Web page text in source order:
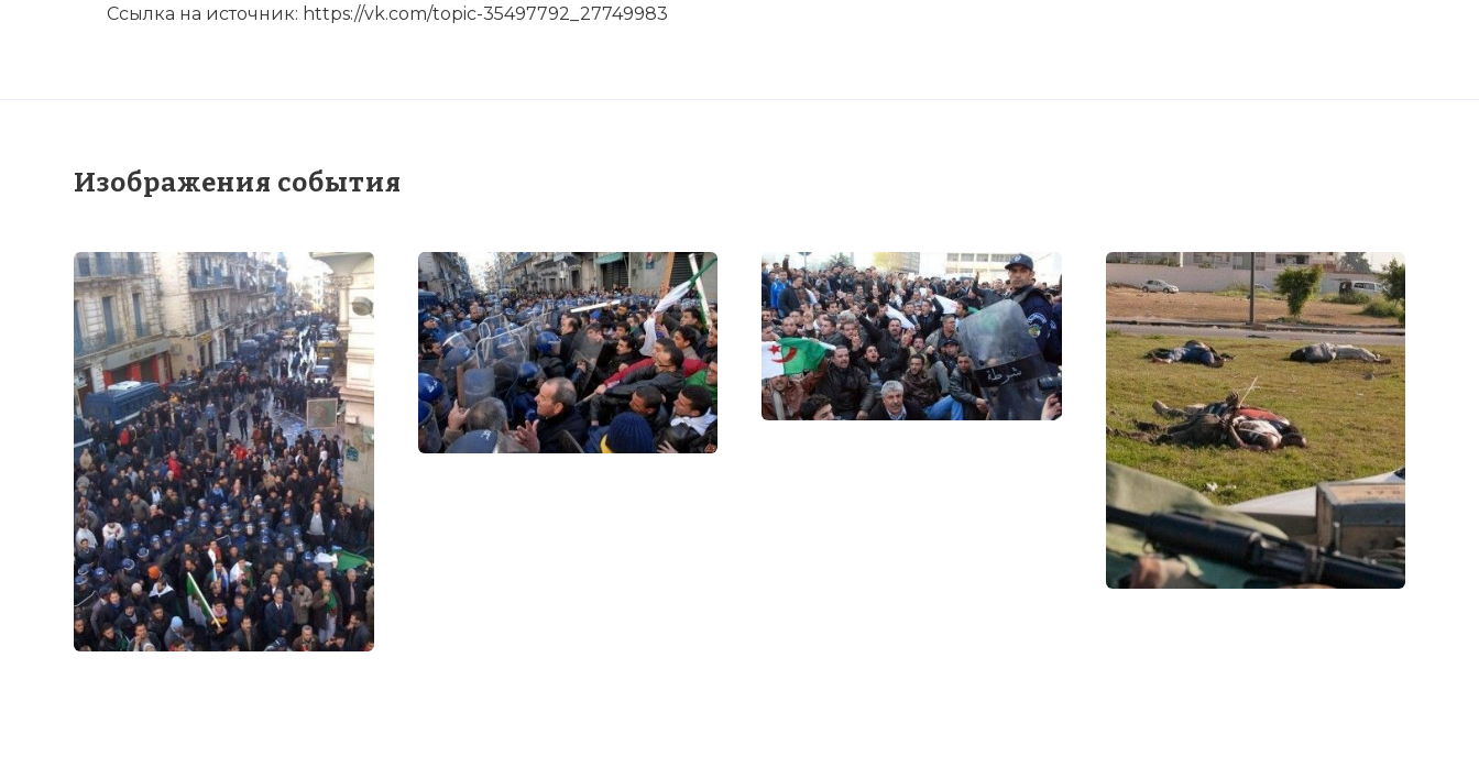
Ссылка на источник: https://vk.com/topic-35497792_27749983
Изображения события